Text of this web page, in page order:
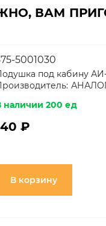
ВАМ
5001030
под кабину
наличии 200 ед
₽
В корзину